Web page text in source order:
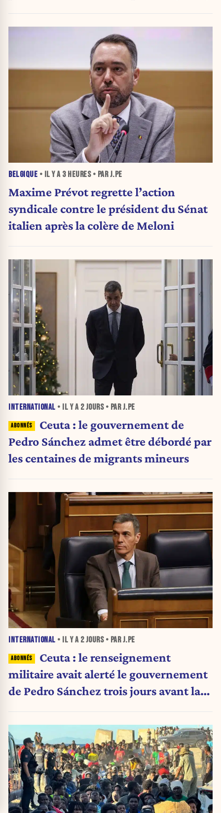
BELGIQUE • IL Y A 3 HEURES• PAR J.PE
Maxime Prévot regrette l’action
syndicale contre le président du Sénat
italien après la colère de Meloni
INTERNATIONAL • IL Y A 2 JOURS• PAR J.PE
Ceuta : le gouvernement de
Pedro Sánchez admet être débordé par
les centaines de migrants mineurs
INTERNATIONAL • IL Y A 2 JOURS• PAR J.PE
Ceuta : le renseignement
militaire avait alerté le gouvernement
de Pedro Sánchez trois jours avant la